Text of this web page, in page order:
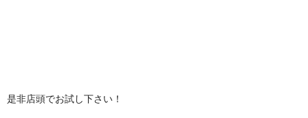
是非店頭でお試し下さい！